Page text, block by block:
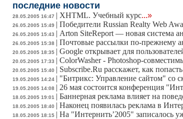
последние новости
28.05.2005 16:47 | XHTML. Учебный курс...»
26.05.2005 15:49 | Победители Russian Realty Web
26.05.2005 15:43 | Arton SiteReport — новая система
26.05.2005 15:38 | Почтовые рассылки по-прежнему
20.05.2005 18:35 | Google открывает для
20.05.2005 17:33 | ColorWasher - Photoshop-
20.05.2005 15:40 | Subscribe.Ru расскажет, как
19.05.2005 14:24 | "Битрикс: Управление сайтом" со
19.05.2005 14:08 | 26 мая состоится конференция
18.05.2005 19:01 | Баннерная реклама влияет на
18.05.2005 18:40 | Наконец появилась реклама в
18.05.2005 18:15 | На "Интернить’2005" записалось